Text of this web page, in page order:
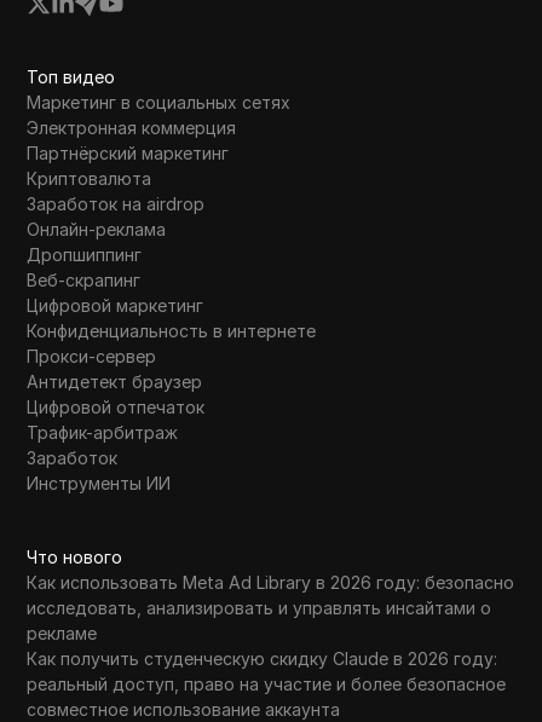
Топ видео
Маркетинг в социальных сетях
Электронная коммерция
Партнёрский маркетинг
Криптовалюта
Заработок на airdrop
Онлайн-реклама
Дропшиппинг
Веб-скрапинг
Цифровой маркетинг
Конфиденциальность в интернете
Прокси-сервер
Антидетект браузер
Цифровой отпечаток
Трафик-арбитраж
Заработок
Инструменты ИИ
Что нового
Как использовать Meta Ad Library в 2026 году: безопасно
исследовать, анализировать и управлять инсайтами о
рекламе
Как получить студенческую скидку Claude в 2026 году:
реальный доступ, право на участие и более безопасное
совместное использование аккаунта